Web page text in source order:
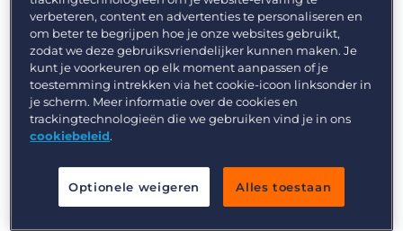
Best Practices
verbeteren, content en advertenties te personaliseren en
om beter te begrijpen hoe je onze websites gebruikt,
zodat we deze gebruiksvriendelijker kunnen maken. Je
kunt je voorkeuren op elk moment aanpassen of je
toestemming intrekken via het cookie-icoon linksonder in
je scherm. Meer informatie over de cookies en
trackingtechnologieën die we gebruiken vind je in ons
cookiebeleid.
Optionele weigeren Alles toestaan